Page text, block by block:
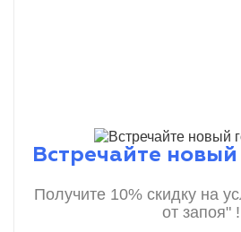
Встречайте
Получите 10% скидку на
от запоя" !